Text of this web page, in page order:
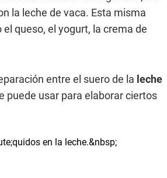
la leche de vaca. Esta misma
queso, el yogurt, la crema de
entre el suero de la leche
puede usar para elaborar ciertos